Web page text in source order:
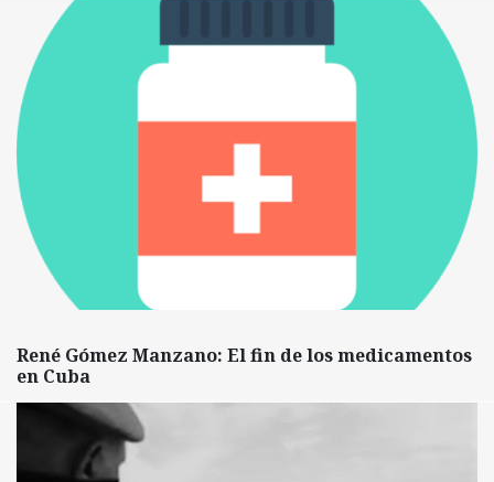
René Gómez Manzano: El fin de los medicamentos
en Cuba